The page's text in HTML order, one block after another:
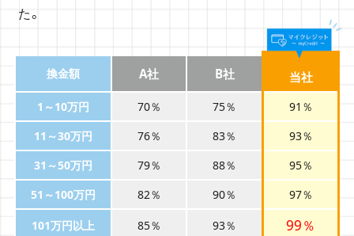
た。
換金額 A社 B社 当社
1～10万円 70％ 75％
91％
11～30万円
76％ 83％
93％
31～50万円
79％ 88％
95％
51～100万円
82％ 90％
97％
101万円以上
85％ 93％ 99％